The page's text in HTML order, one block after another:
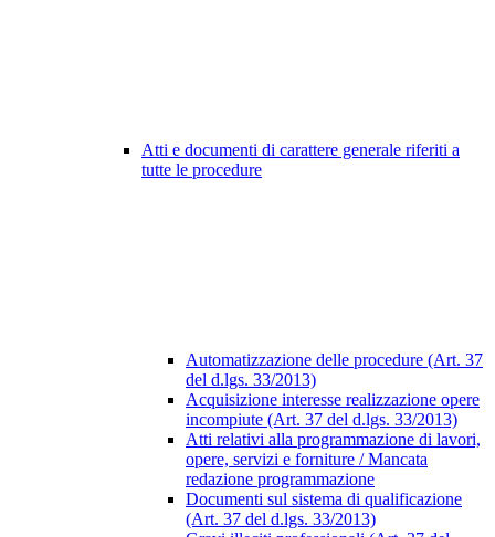
Atti e documenti di carattere generale riferiti a
tutte le procedure
Automatizzazione delle procedure (Art. 37
del d.lgs. 33/2013)
Acquisizione interesse realizzazione opere
incompiute (Art. 37 del d.lgs. 33/2013)
Atti relativi alla programmazione di lavori,
opere, servizi e forniture / Mancata
redazione programmazione
Documenti sul sistema di qualificazione
(Art. 37 del d.lgs. 33/2013)